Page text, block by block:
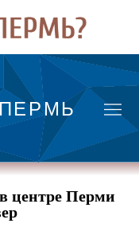
центре Перми